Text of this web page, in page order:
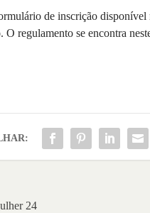
de inscrição disponível
. O regulamento se encontra
24